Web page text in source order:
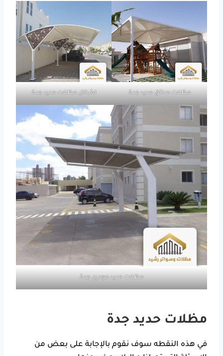
مظلات حدائق حديد جدة اشكال مظلات حديد جدة
مظلات حديد مودرن جدة
مظلات حديد جدة
في هذه النقطه سوف نقوم بالإجابة على بعض من